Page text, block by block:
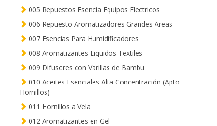
005 Repuestos Esencia Equipos Electricos
006 Repuesto Aromatizadores Grandes Areas
007 Esencias Para Humidificadores
008 Aromatizantes Liquidos Textiles
009 Difusores con Varillas de Bambu
010 Aceites Esenciales Alta Concentración (Apto
Hornillos)
011 Hornillos a Vela
012 Aromatizantes en Gel